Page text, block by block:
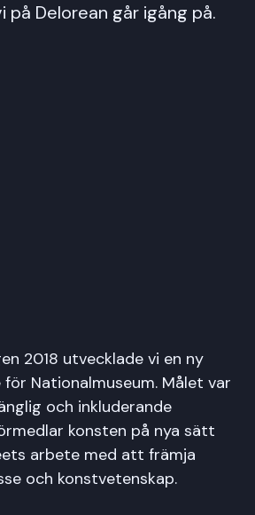
på Delorean går igång på.
2018 utvecklade vi en ny
Nationalmuseum. Målet var
och inkluderande
konsten på nya sätt
arbete med att främja
och konstvetenskap.